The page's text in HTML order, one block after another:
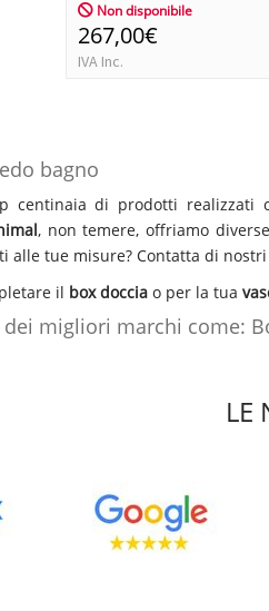
Non disponibile
267,00€
IVA Inc.
bagno
centinaia di prodotti realizzati
, non temere, offriamo
alle tue misure? Contatta di
il box doccia o per la tua
migliori marchi come:
detersione, di fatti sul nostro
sai come arredare il bagno?
colonne doccia, pannelli
LE